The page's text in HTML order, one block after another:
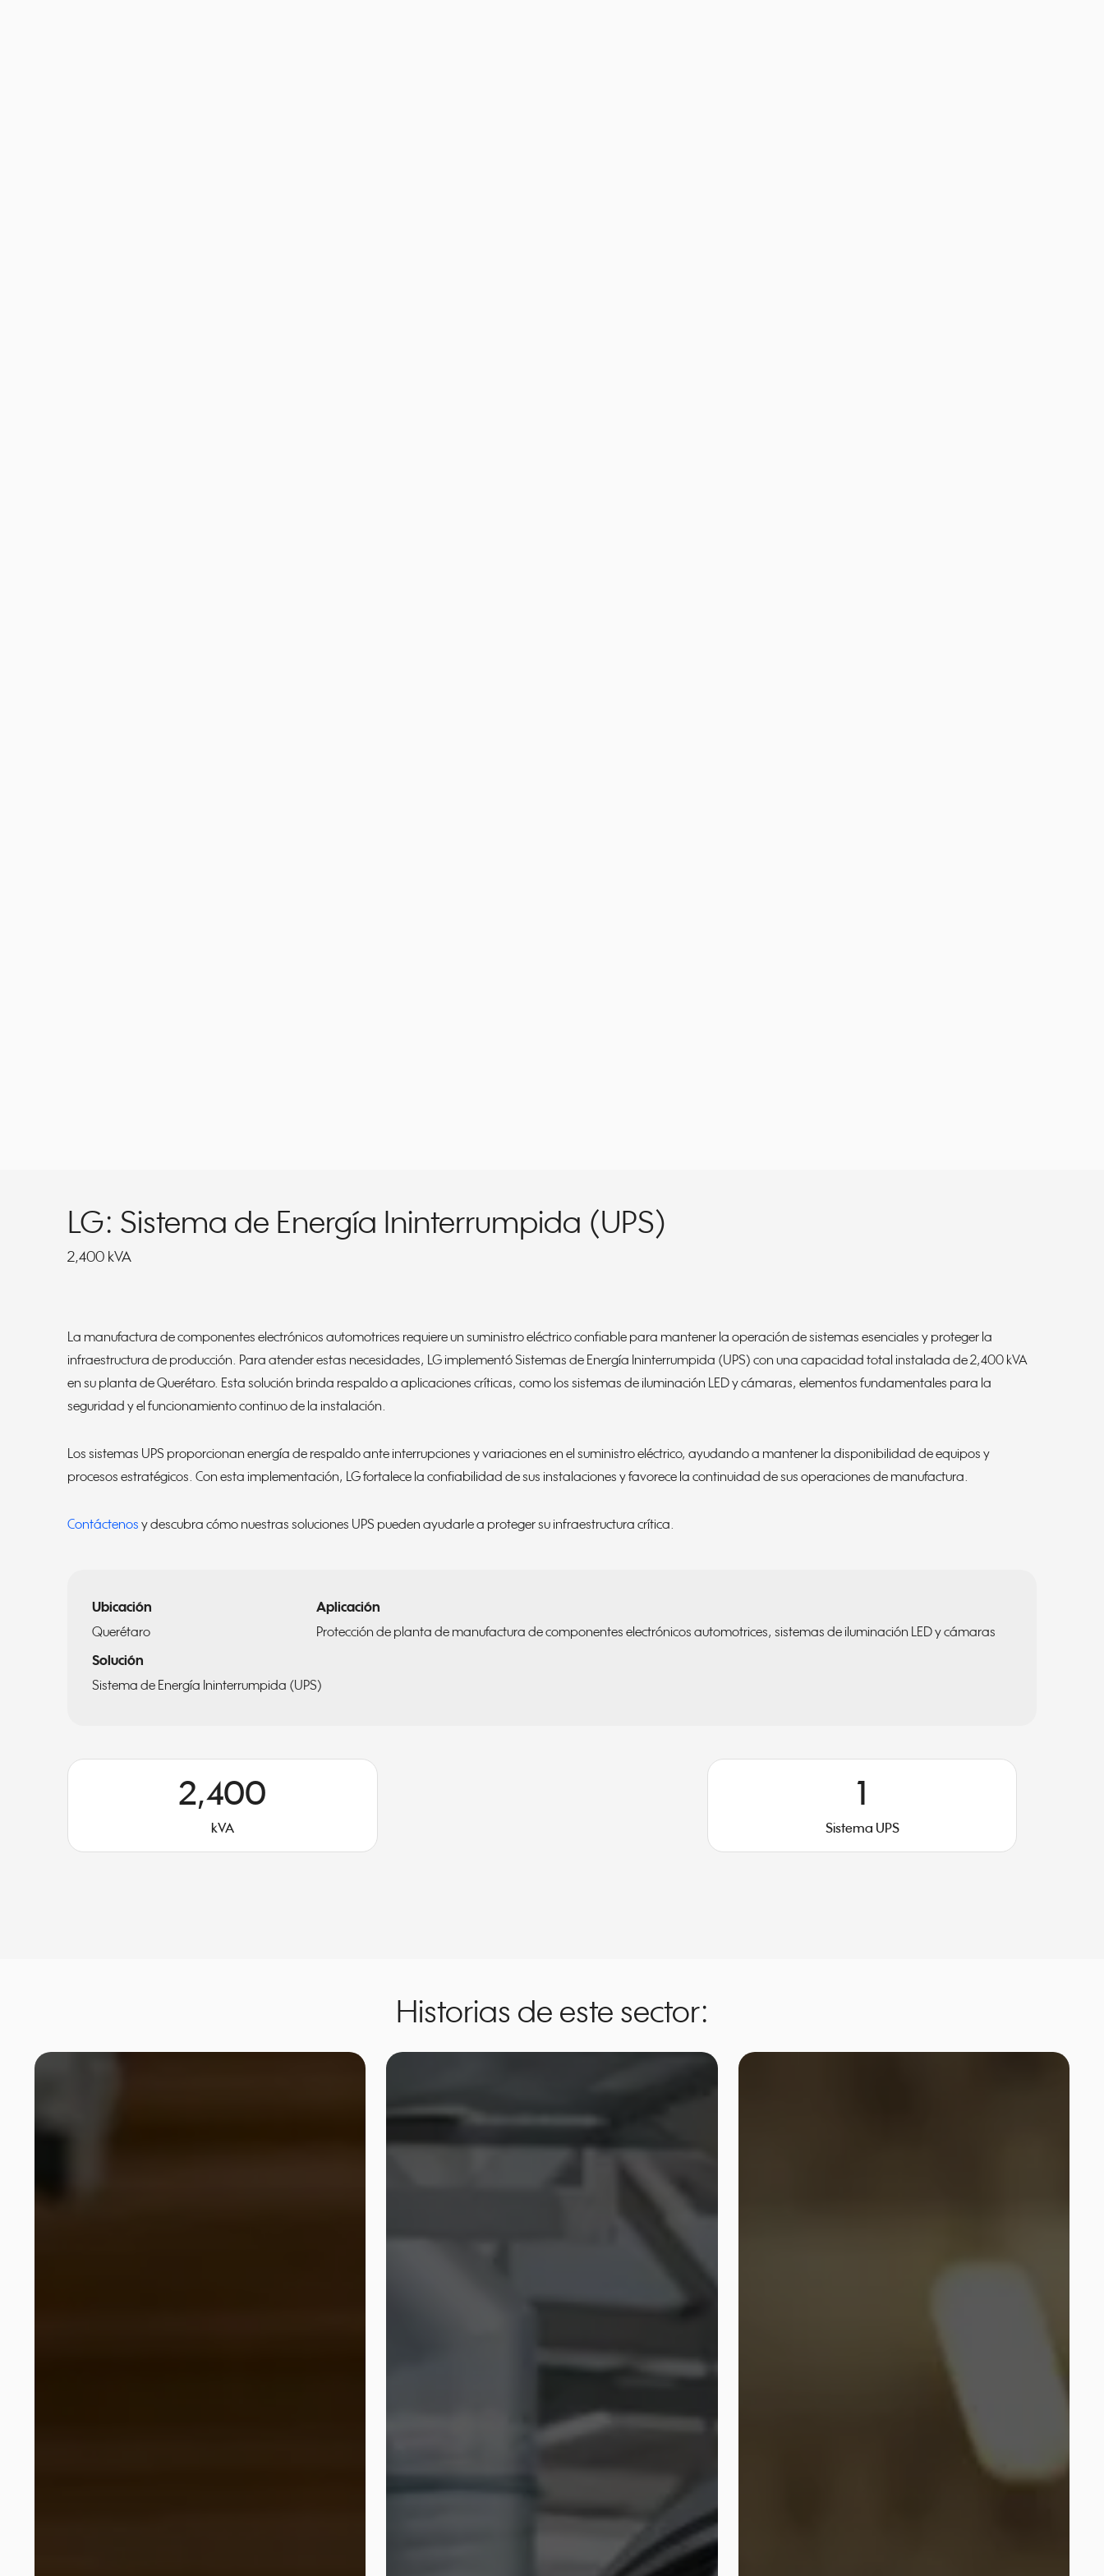
LG: Sistema de Energía Ininterrumpida (UPS)
2,400 kVA
La manufactura de componentes electrónicos automotrices requiere un suministro eléctrico confiable para mantener la operación de sistemas esenciales y proteger la
infraestructura de producción. Para atender estas necesidades, LG implementó Sistemas de Energía Ininterrumpida (UPS) con una capacidad total instalada de 2,400 kVA
en su planta de Querétaro. Esta solución brinda respaldo a aplicaciones críticas, como los sistemas de iluminación LED y cámaras, elementos fundamentales para la
seguridad y el funcionamiento continuo de la instalación.
Los sistemas UPS proporcionan energía de respaldo ante interrupciones y variaciones en el suministro eléctrico, ayudando a mantener la disponibilidad de equipos y
procesos estratégicos. Con esta implementación, LG fortalece la confiabilidad de sus instalaciones y favorece la continuidad de sus operaciones de manufactura.
Contáctenos y descubra cómo nuestras soluciones UPS pueden ayudarle a proteger su infraestructura crítica.
Ubicación
Querétaro
Aplicación
Protección de planta de manufactura de componentes electrónicos automotrices, sistemas de iluminación LED y cámaras
Solución
Sistema de Energía Ininterrumpida (UPS)
2,400
kVA
1
Sistema UPS
Historias de este sector: